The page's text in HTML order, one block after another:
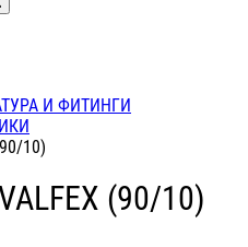
И ФИТИНГИ
10)
(90/10)